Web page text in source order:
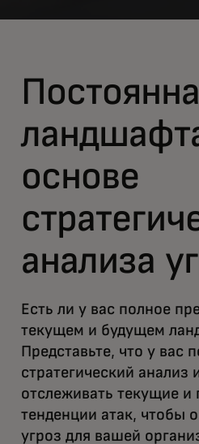
основе
анализа
Есть ли у вас полное
текущем и будущем
Представьте, что у вас
стратегический анализ
отслеживать текущие
тенденции атак, чтобы
угроз для вашей